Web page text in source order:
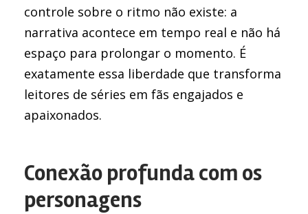
controle sobre o ritmo não existe: a
narrativa acontece em tempo real e não há
espaço para prolongar o momento. É
exatamente essa liberdade que transforma
leitores de séries em fãs engajados e
apaixonados.
Conexão profunda com os
personagens